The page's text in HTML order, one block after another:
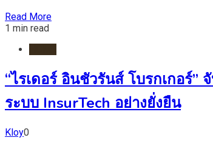
Read More
1 min read
“ไรเดอร์ อินชัวรันส์ โบรกเกอร์
ระบบ InsurTech อย่างยั่งยืน
Kloy0